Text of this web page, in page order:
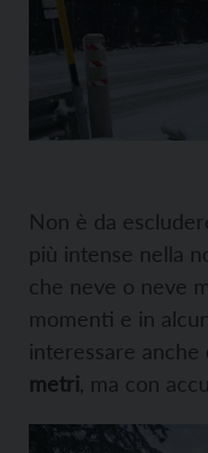
Non è da
più intense nella
che neve o neve
momenti e in
interessare anche
metri , ma con